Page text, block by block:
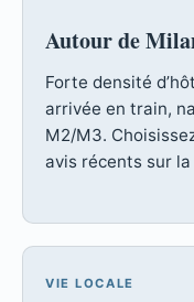
Autour de
Forte densité
arrivée en train,
M2/M3.
avis récents sur
VIE LOCALE